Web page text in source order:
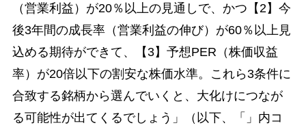
（営業利益）が20％以上の見通しで、かつ【2】今
後3年間の成長率（営業利益の伸び）が60％以上見
込める期待ができて、【3】予想PER（株価収益
率）が20倍以下の割安な株価水準。これら3条件に
合致する銘柄から選んでいくと、大化けにつなが
る可能性が出てくるでしょう」（以下、「」内コ